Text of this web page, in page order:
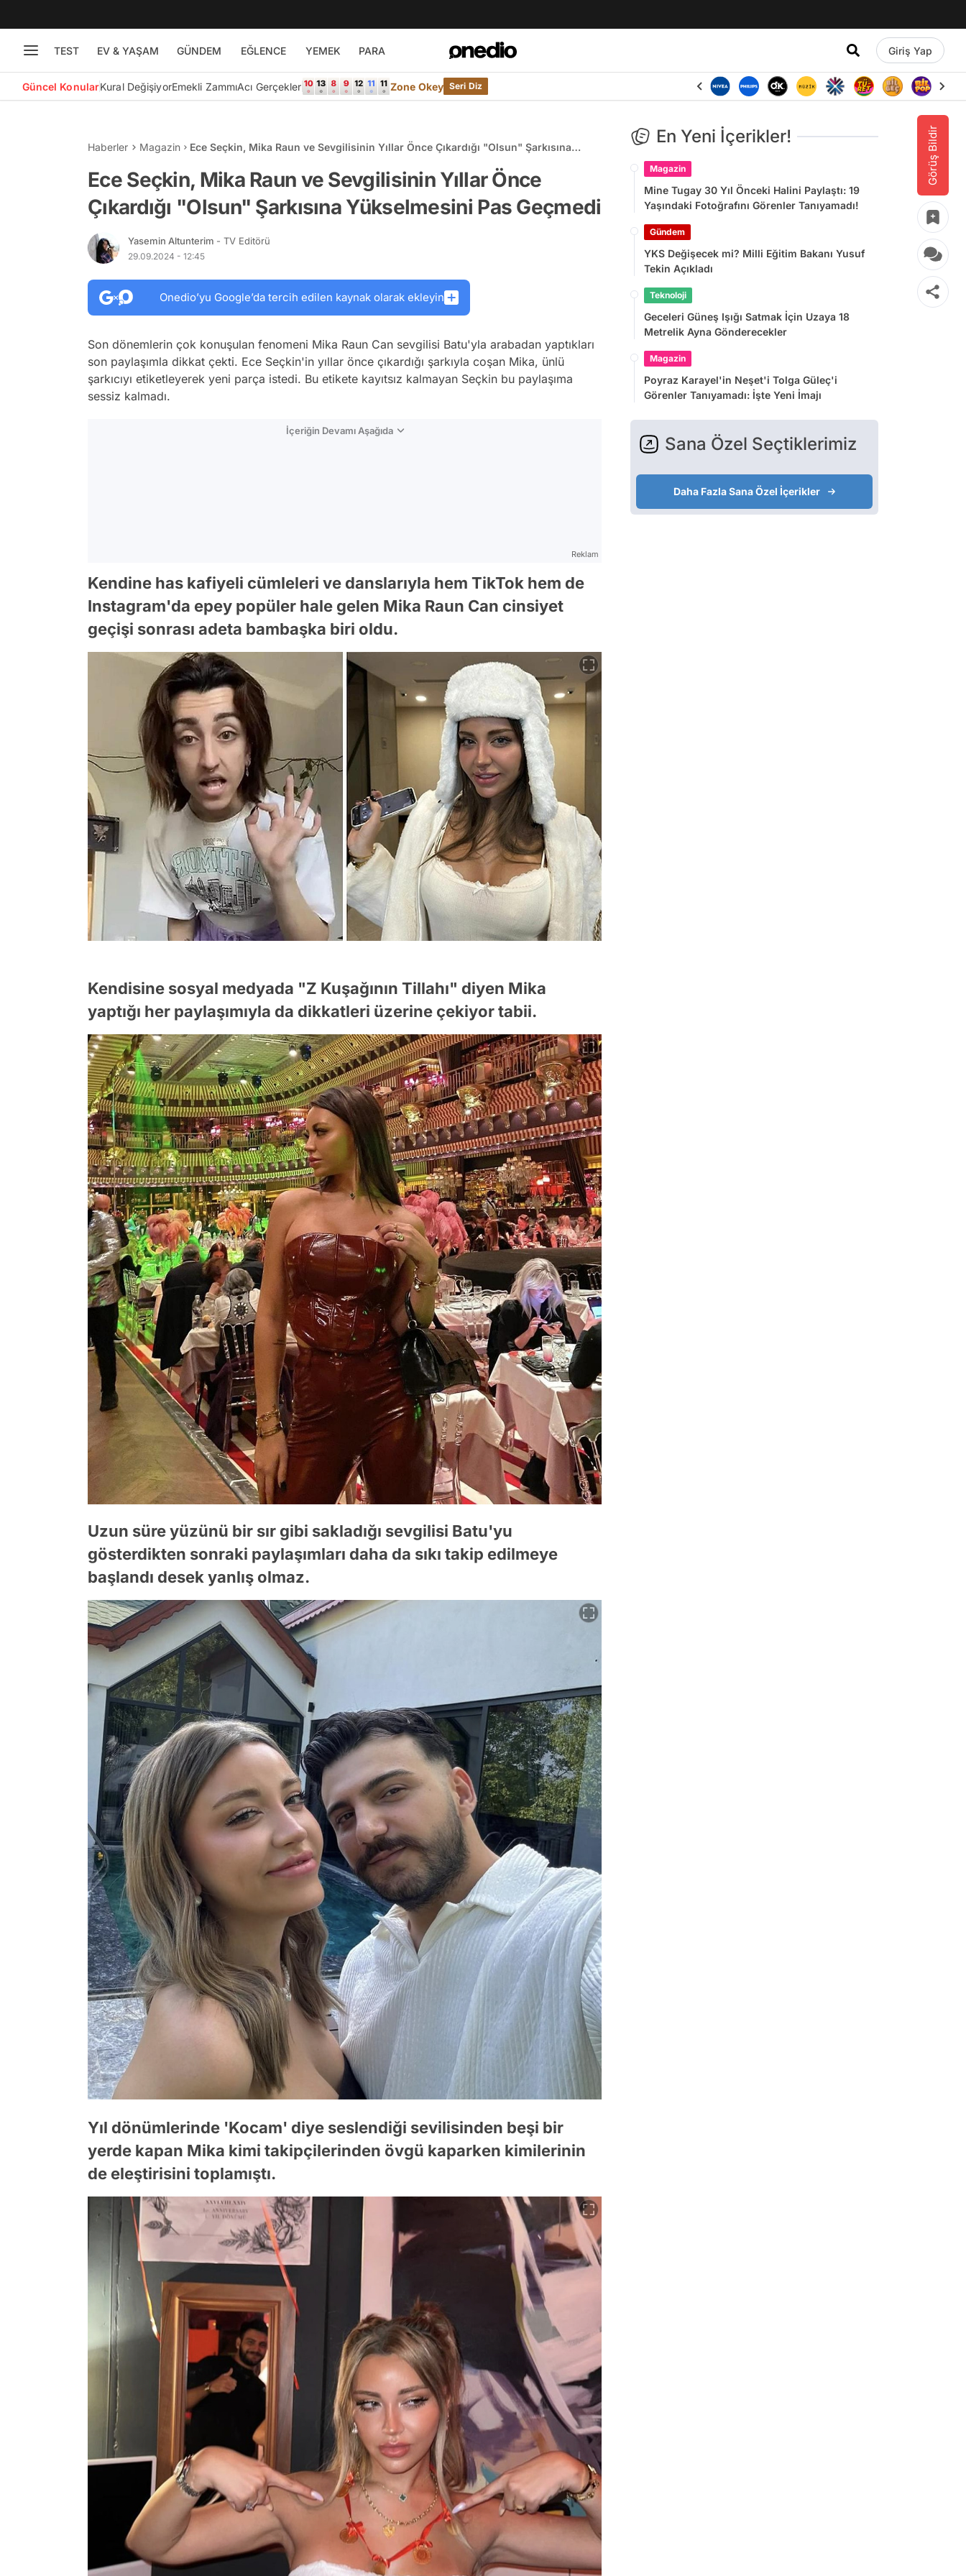
TEST EV & YAŞAM GÜNDEM EĞLENCE YEMEK PARA Giriş Yap
Güncel KonularKural DeğişiyorEmekli ZammıAcı Gerçekler Zone Okey Seri Diz
Görüş Bildir
Haberler Magazin
Ece Seçkin, Mika Raun ve Sevgilisinin Yıllar Önce Çıkardığı "Olsun" Şarkısına
Ece Seçkin, Mika Raun ve Sevgilisinin Yıllar Önce
Çıkardığı "Olsun" Şarkısına Yükselmesini Pas Geçmedi
Yasemin Altunterim - TV Editörü
29.09.2024 - 12:45
Onedio’yu Google’da tercih edilen kaynak olarak ekleyin
Son dönemlerin çok konuşulan fenomeni Mika Raun Can sevgilisi Batu'yla arabadan yaptıkları
son paylaşımla dikkat çekti. Ece Seçkin'in yıllar önce çıkardığı şarkıyla coşan Mika, ünlü
şarkıcıyı etiketleyerek yeni parça istedi. Bu etikete kayıtsız kalmayan Seçkin bu paylaşıma
sessiz kalmadı.
İçeriğin Devamı Aşağıda
Reklam
Kendine has kafiyeli cümleleri ve danslarıyla hem TikTok hem de
Instagram'da epey popüler hale gelen Mika Raun Can cinsiyet
geçişi sonrası adeta bambaşka biri oldu.
Kendisine sosyal medyada "Z Kuşağının Tillahı" diyen Mika
yaptığı her paylaşımıyla da dikkatleri üzerine çekiyor tabii.
Uzun süre yüzünü bir sır gibi sakladığı sevgilisi Batu'yu
gösterdikten sonraki paylaşımları daha da sıkı takip edilmeye
başlandı desek yanlış olmaz.
Yıl dönümlerinde 'Kocam' diye seslendiği sevilisinden beşi bir
yerde kapan Mika kimi takipçilerinden övgü kaparken kimilerinin
de eleştirisini toplamıştı.
En Yeni İçerikler!
Magazin
Mine Tugay 30 Yıl Önceki Halini Paylaştı: 19
Yaşındaki Fotoğrafını Görenler Tanıyamadı!
Gündem
YKS Değişecek mi? Milli Eğitim Bakanı Yusuf
Tekin Açıkladı
Teknoloji
Geceleri Güneş Işığı Satmak İçin Uzaya 18
Metrelik Ayna Gönderecekler
Magazin
Poyraz Karayel'in Neşet'i Tolga Güleç'i
Görenler Tanıyamadı: İşte Yeni İmajı
Sana Özel Seçtiklerimiz
Daha Fazla Sana Özel İçerikler